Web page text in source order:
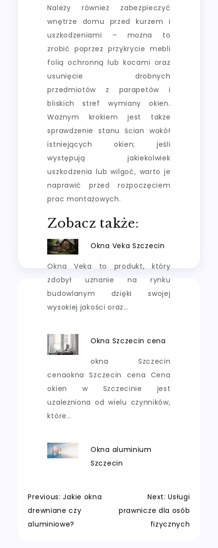
Należy również zabezpieczyć
wnętrze domu przed kurzem i
uszkodzeniami – można to
zrobić poprzez przykrycie mebli
folią ochronną lub kocami oraz
usunięcie drobnych
przedmiotów z parapetów i
bliskich stref wymiany okien.
Ważnym krokiem jest także
sprawdzenie stanu ścian wokół
istniejących okien; jeśli
występują jakiekolwiek
uszkodzenia lub wilgoć, warto je
naprawić przed rozpoczęciem
prac montażowych.
Zobacz także:
Okna Veka Szczecin
Okna Veka to produkt, który
zdobył uznanie na rynku
budowlanym dzięki swojej
wysokiej jakości oraz…
Okna Szczecin cena
okna Szczecin
cenaokna Szczecin cena Cena
okien w Szczecinie jest
uzależniona od wielu czynników,
które…
Okna aluminium
Szczecin
Nawigacja
wpisu
Previous: Jakie okna
drewniane czy
aluminiowe?
Next: Usługi
prawnicze dla osób
fizycznych